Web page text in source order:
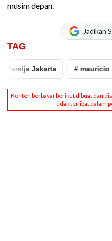
musim depan.
Jadikan
TAG
Jakarta # mauricio